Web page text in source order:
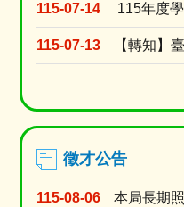
115-07-14
115-07-13
徵才公告
115-08-06